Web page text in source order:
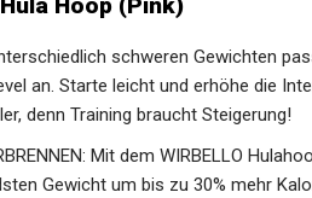
Hoop (Pink)
schweren Gewichten
an. Starte leicht und erhöhe die
denn Training braucht Steigerung!
Mit dem WIRBELLO
Gewicht um bis zu 30% mehr